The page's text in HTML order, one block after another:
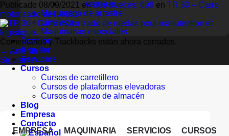
MB Forklift
Maquinaria de arrastre
Limpieza
Maquinarias especiales
Ocasión
Alquiler
Servicios
Cursos
Cursos de carretillero
Cursos de plataformas elevadoras
Cursos de mozo de almacén
Blog
Empresa
Contacto
Publicado 08/09/2021en800 &veces; 698 en TR 30 – Carro
motorizado de ruedas
Comentarios y Trackbacks están ahora cerrados.
← Anterior
Siguiente→
EMPRESA MAQUINARIA SERVICIOS
CURSOS